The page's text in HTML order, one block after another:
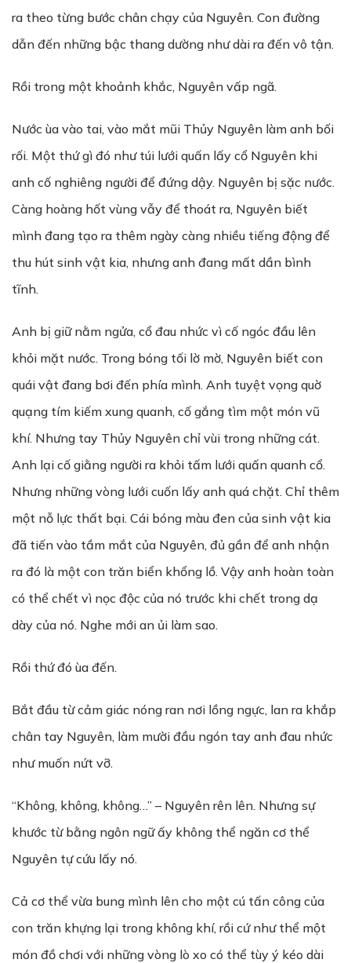
ra theo từng bước chân chạy của Nguyên. Con đường
dẫn đến những bậc thang dường như dài ra đến vô tận.
Rồi trong một khoảnh khắc, Nguyên vấp ngã.
Nước ùa vào tai, vào mắt mũi Thủy Nguyên làm anh bối
rối. Một thứ gì đó như túi lưới quấn lấy cổ Nguyên khi
anh cố nghiêng người để đứng dậy. Nguyên bị sặc nước.
Càng hoàng hốt vùng vẫy để thoát ra, Nguyên biết
mình đang tạo ra thêm ngày càng nhiều tiếng động để
thu hút sinh vật kia, nhưng anh đang mất dần bình
tĩnh.
Anh bị giữ nằm ngửa, cổ đau nhức vì cố ngóc đầu lên
khỏi mặt nước. Trong bóng tối lờ mờ, Nguyên biết con
quái vật đang bơi đến phía mình. Anh tuyệt vọng quờ
quạng tím kiếm xung quanh, cố gắng tìm một món vũ
khí. Nhưng tay Thủy Nguyên chỉ vùi trong những cát.
Anh lại cố giằng người ra khỏi tấm lưới quấn quanh cổ.
Nhưng những vòng lưới cuốn lấy anh quá chặt. Chỉ thêm
một nỗ lực thất bại. Cái bóng màu đen của sinh vật kia
đã tiến vào tầm mắt của Nguyên, đủ gần để anh nhận
ra đó là một con trăn biển khổng lồ. Vậy anh hoàn toàn
có thể chết vì nọc độc của nó trước khi chết trong dạ
dày của nó. Nghe mới an ủi làm sao.
Rồi thứ đó ùa đến.
Bắt đầu từ cảm giác nóng ran nơi lồng ngực, lan ra khắp
chân tay Nguyên, làm mười đầu ngón tay anh đau nhức
như muốn nứt vỡ.
“Không, không, không…” – Nguyên rên lên. Nhưng sự
khước từ bằng ngôn ngữ ấy không thể ngăn cơ thể
Nguyên tự cứu lấy nó.
Cả cơ thể vừa bung mình lên cho một cú tấn công của
con trăn khựng lại trong không khí, rồi cứ như thể một
món đồ chơi với những vòng lò xo có thể tùy ý kéo dài